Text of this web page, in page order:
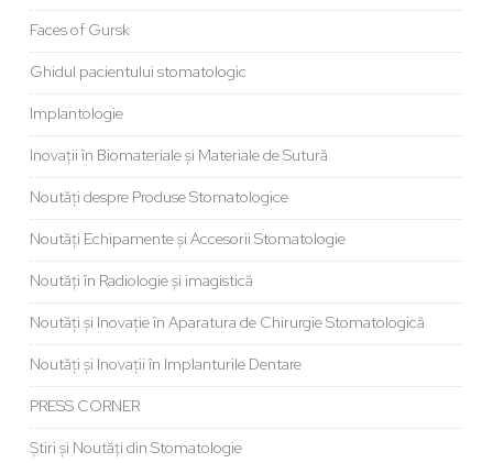
Faces of Gursk
Ghidul pacientului stomatologic
Implantologie
Inovații în Biomateriale și Materiale de Sutură
Noutăți despre Produse Stomatologice
Noutăți Echipamente și Accesorii Stomatologie
Noutăți în Radiologie și imagistică
Noutăți și Inovație în Aparatura de Chirurgie Stomatologică
Noutăți și Inovații în Implanturile Dentare
PRESS CORNER
Știri și Noutăți din Stomatologie